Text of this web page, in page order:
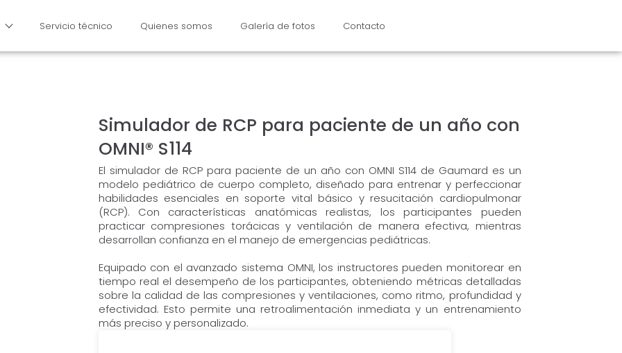
Servicio técnico Quienes somos Galería de fotos Contacto
Simulador de RCP para paciente de un año con
OMNI® S114
El simulador de RCP para paciente de un año con OMNI S114 de Gaumard es un
modelo pediátrico de cuerpo completo, diseñado para entrenar y perfeccionar
habilidades esenciales en soporte vital básico y resucitación cardiopulmonar
(RCP). Con características anatómicas realistas, los participantes pueden
practicar compresiones torácicas y ventilación de manera efectiva, mientras
desarrollan confianza en el manejo de emergencias pediátricas.
Equipado con el avanzado sistema OMNI, los instructores pueden monitorear en
tiempo real el desempeño de los participantes, obteniendo métricas detalladas
sobre la calidad de las compresiones y ventilaciones, como ritmo, profundidad y
efectividad. Esto permite una retroalimentación inmediata y un entrenamiento
más preciso y personalizado.